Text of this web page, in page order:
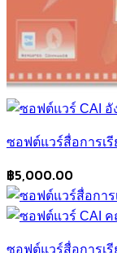
ซอฟต์แวร์สื่อการเ
฿5,000.00
ซอฟต์แวร์สื่อการเ